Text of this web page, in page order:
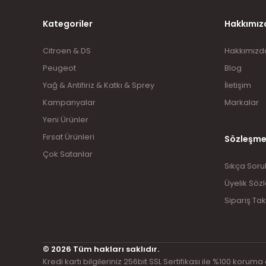
Kategoriler
Citroen & DS
Peugeot
Yağ & Antifiriz & Katkı & Sprey
Kampanyalar
Yeni Ürünler
Fırsat Ürünleri
Çok Satanlar
Blog
İletişim
Markalar
Sıkça
Üyelik
Sipariş
© 2026 Tüm hakları saklıdır.
Kredi kartı bilgileriniz 256bit SSL Sertifikası ile %100 koruma